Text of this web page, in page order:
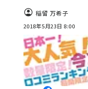
稲留 万希子
2018年5月23日 8:00